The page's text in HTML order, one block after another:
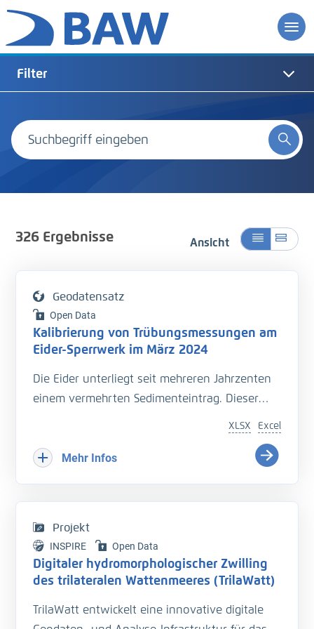
Filter
326Ergebnisse Ansicht
Geodatensatz
Open Data
Kalibrierung von Trübungsmessungen am
Eider-Sperrwerk im März 2024
Die Eider unterliegt seit mehreren Jahrzenten
einem vermehrten Sedimenteintrag. Dieser
Hinterlandes so wie die Schiffbarkeit des
Bundeswasserstraße.
der Entwässerung des Hinterlandes führt. Das
Kooperationsprojekt „Zukunft Eider“ wurde
geschaffen um Vorarbeiten zu leisten, welche
Anpassungen und Erweiterungen der
Excel
XLSX
Mehr Infos
Projekt
INSPIRE Open Data
Digitaler hydromorphologischer Zwilling
des trilateralen Wattenmeeres (TrilaWatt)
TrilaWatt entwickelt eine innovative digitale